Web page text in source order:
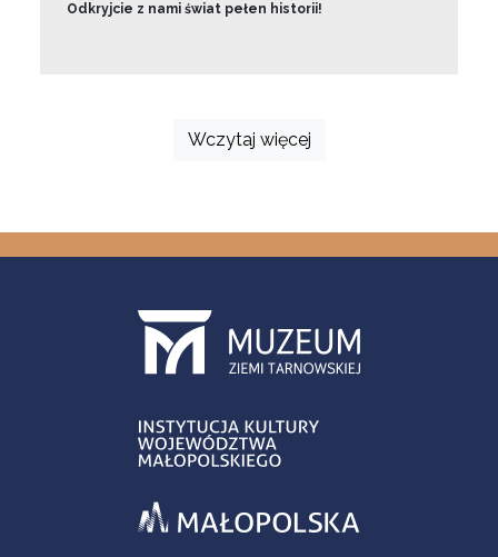
Odkryjcie z nami świat pełen historii!
Wczytaj więcej